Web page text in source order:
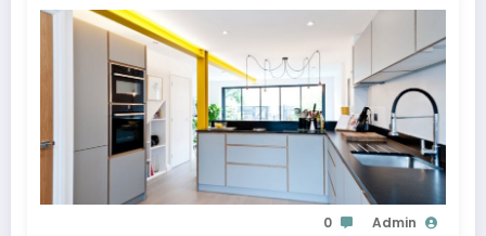
Admin
0